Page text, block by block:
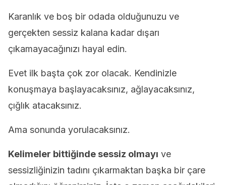
Karanlık ve boş bir odada olduğunuzu ve
gerçekten sessiz kalana kadar dışarı
çıkamayacağınızı hayal edin.
Evet ilk başta çok zor olacak. Kendinizle
konuşmaya başlayacaksınız, ağlayacaksınız,
çığlık atacaksınız.
Ama sonunda yorulacaksınız.
Kelimeler bittiğinde sessiz olmayı ve
sessizliğinizin tadını çıkarmaktan başka bir çare